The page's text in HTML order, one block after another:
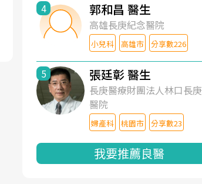
4 郭和昌 醫生
高雄長庚紀念醫院
小兒科 高雄市 分享數226
5 張廷彰 醫生
長庚醫療財團法人林口長
醫院
婦產科 桃園市 分享數23
我要推薦良醫